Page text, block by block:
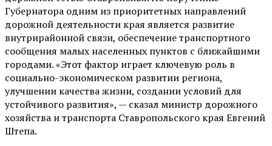
Губернатора одним из приоритетных направлений
дорожной деятельности края является развитие
внутрирайонной связи, обеспечение транспортного
сообщения малых населенных пунктов с ближайшими
городами. «Этот фактор играет ключевую роль в
социально-экономическом развитии региона,
улучшении качества жизни, создании условий для
устойчивого развития», — сказал министр дорожного
хозяйства и транспорта Ставропольского края Евгений
Штепа.